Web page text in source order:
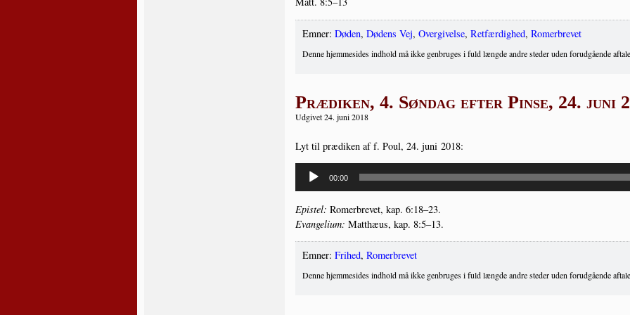
Emner: Døden, Dødens Vej, Overgivelse, Retfærdighed, Romerbrevet
Denne hjemmesides indhold må ikke genbruges i fuld længde andre steder uden forudgående
Prædiken, 4. Søndag efter Pinse, 24. juni
Udgivet 24. juni 2018
Lyt til præ­di­ken af f. Poul, 24. juni 2018:
Lydafspiller
00:00
Epi­stel: Romer­bre­vet, kap. 6:18–23.
Evan­ge­li­um: Mat­t­hæus, kap. 8:5–13.
Emner: Frihed, Romerbrevet
Denne hjemmesides indhold må ikke genbruges i fuld længde andre steder uden forudgående